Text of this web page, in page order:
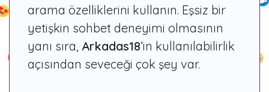
arama özelliklerini kullanın. Eşsiz bir
yetişkin sohbet deneyimi olmasının
yanı sıra, Arkadas18‘in kullanılabilirlik
açısından seveceği çok şey var.